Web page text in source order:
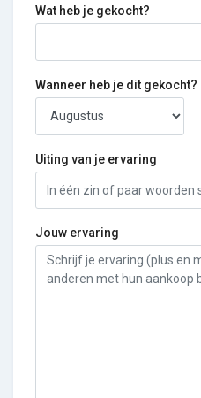
Wat heb je gekocht?
Wanneer heb je dit gekocht?
Uiting van je ervaring
Jouw ervaring